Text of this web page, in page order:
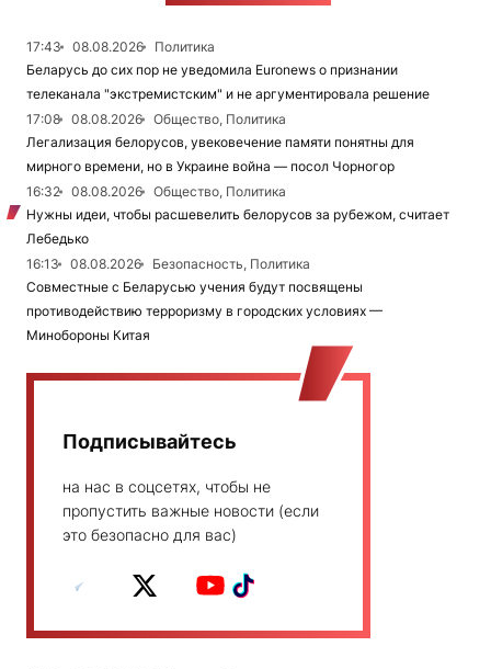
17:43 08.08.2026
Политика
Беларусь до сих пор не уведомила Euronews о признании
телеканала "экстремистским" и не аргументировала решение
17:08
08.08.2026
Общество, Политика
Легализация белорусов, увековечение памяти понятны для
мирного времени, но в Украине война — посол Чорногор
16:32
08.08.2026
Общество, Политика
Нужны идеи, чтобы расшевелить белорусов за рубежом, считает
Лебедько
16:13
08.08.2026
Безопасность, Политика
Совместные с Беларусью учения будут посвящены
противодействию терроризму в городских условиях —
Минобороны Китая
Подписывайтесь
на нас в соцсетях, чтобы не
пропустить важные новости (если
это безопасно для вас)